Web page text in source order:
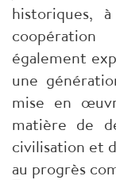
historiques,
également
une
mise en
matière de
civilisation et
au progrès